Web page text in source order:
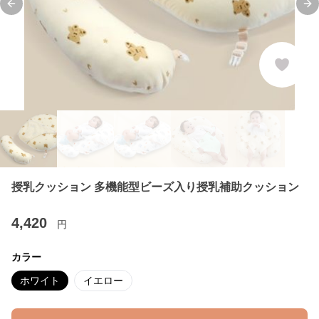
Previous slide
授乳クッション 多機能型ビーズ入り授乳補助クッション
4,420 円
カラー
ホワイト イエロー